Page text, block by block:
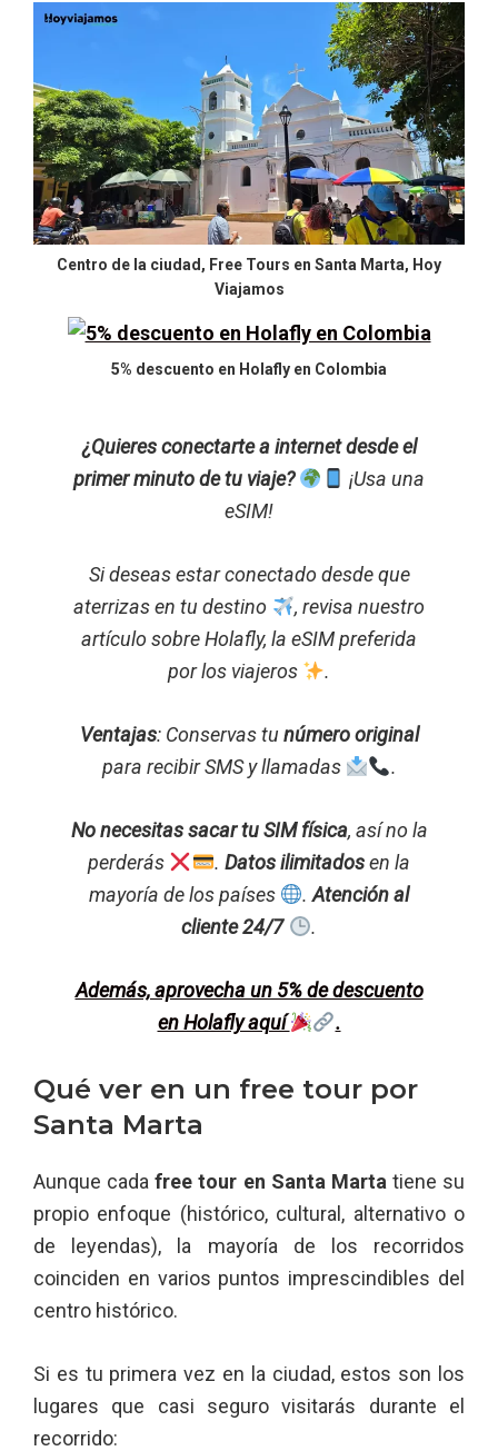
Centro de la ciudad, Free Tours en Santa Marta, Hoy
Viajamos
5% descuento en Holafly en Colombia
¿Quieres conectarte a internet desde el
primer minuto de tu viaje?
¡Usa una
eSIM!
Si deseas estar conectado desde que
aterrizas en tu destino
, revisa nuestro
artículo sobre Holafly, la eSIM preferida
por los viajeros
.
Ventajas: Conservas tu número original
para recibir SMS y llamadas
.
No necesitas sacar tu SIM física, así no la
perderás
. Datos ilimitadosen la
mayoría de los países
.Atención al
cliente 24/7
.
Además, aprovecha un 5% de descuento
en Holafly aquí
.
Qué ver en un free tour por
Santa Marta
Aunque cadafree tour en Santa Marta tiene su
propio enfoque (histórico, cultural, alternativo o
de leyendas), la mayoría de los recorridos
coinciden en varios puntos imprescindibles del
centro histórico.
Si es tu primera vez en la ciudad, estos son los
lugares que casi seguro visitarás durante el
recorrido: